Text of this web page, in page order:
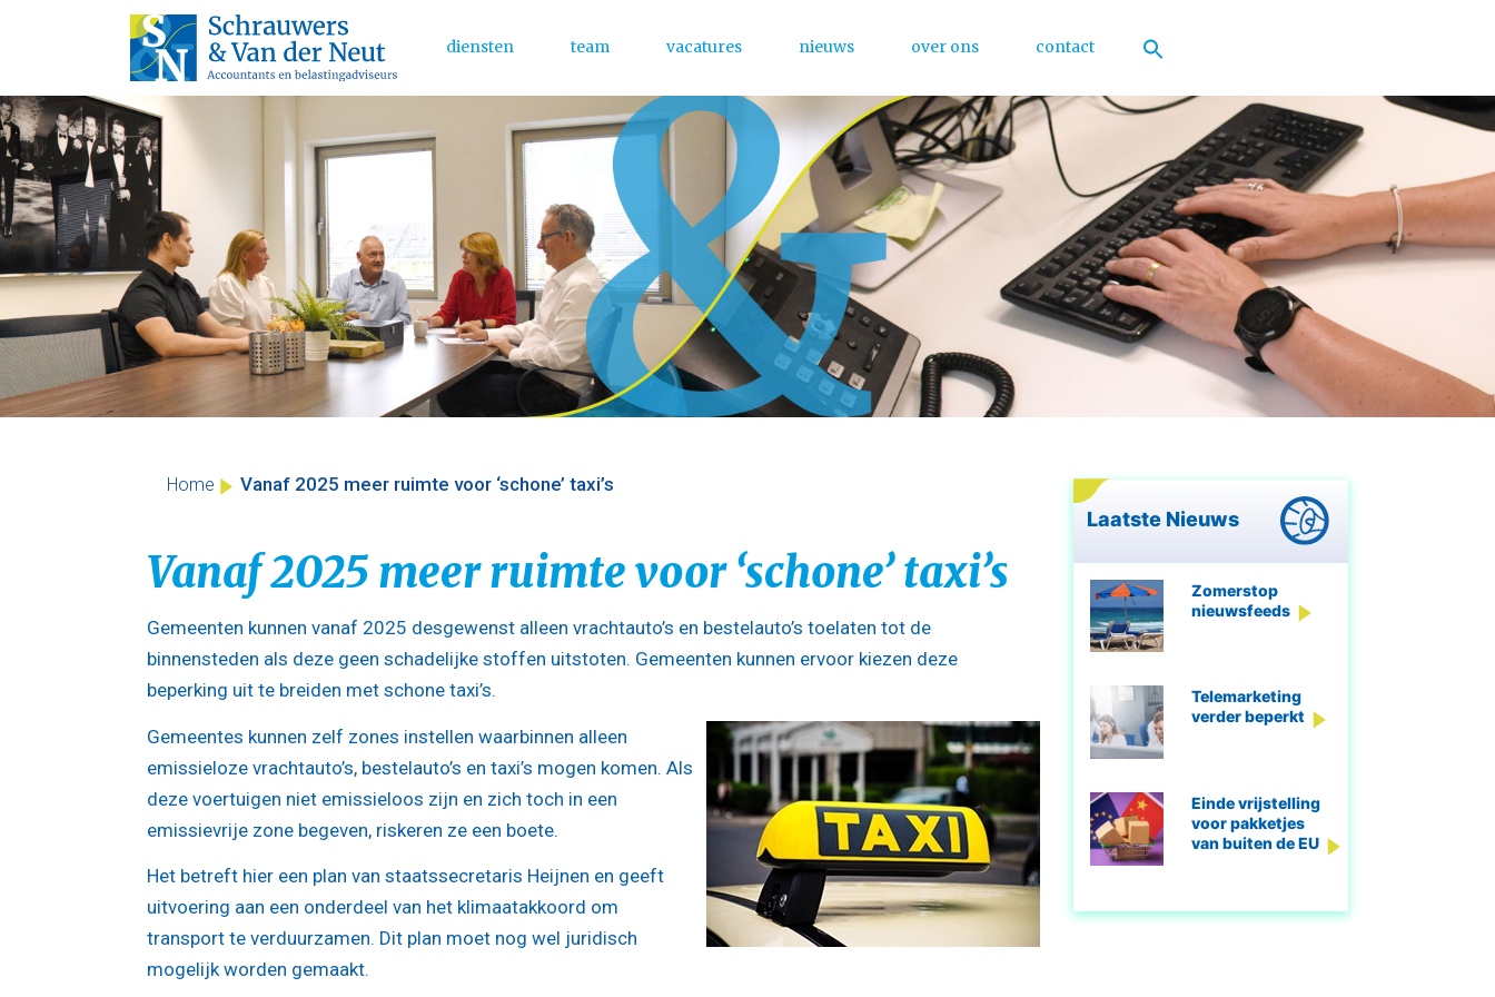
Skip
to
content
Main Menu
diensten team vacatures nieuws over ons contact
Home Vanaf 2025 meer ruimte voor ‘schone’ taxi’s
Vanaf 2025 meer ruimte voor ‘schone’ taxi’s
Gemeenten kunnen vanaf 2025 desgewenst alleen vrachtauto’s en bestelauto’s toelaten tot de
binnensteden als deze geen schadelijke stoffen uitstoten. Gemeenten kunnen ervoor kiezen deze
beperking uit te breiden met schone taxi’s.
Gemeentes kunnen zelf zones instellen waarbinnen alleen
emissieloze vrachtauto’s, bestelauto’s en taxi’s mogen komen. Als
deze voertuigen niet emissieloos zijn en zich toch in een
emissievrije zone begeven, riskeren ze een boete.
Het betreft hier een plan van staatssecretaris Heijnen en geeft
uitvoering aan een onderdeel van het klimaatakkoord om
transport te verduurzamen. Dit plan moet nog wel juridisch
mogelijk worden gemaakt.
Laatste Nieuws
Zomerstop
nieuwsfeeds
Telemarketing
verder beperkt
Einde vrijstelling
voor pakketjes
van buiten de EU